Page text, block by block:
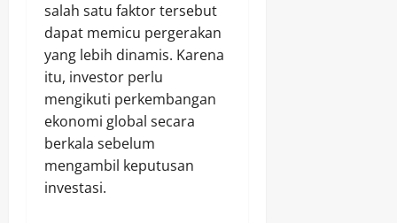
salah satu faktor tersebut
dapat memicu pergerakan
yang lebih dinamis. Karena
itu, investor perlu
mengikuti perkembangan
ekonomi global secara
berkala sebelum
mengambil keputusan
investasi.